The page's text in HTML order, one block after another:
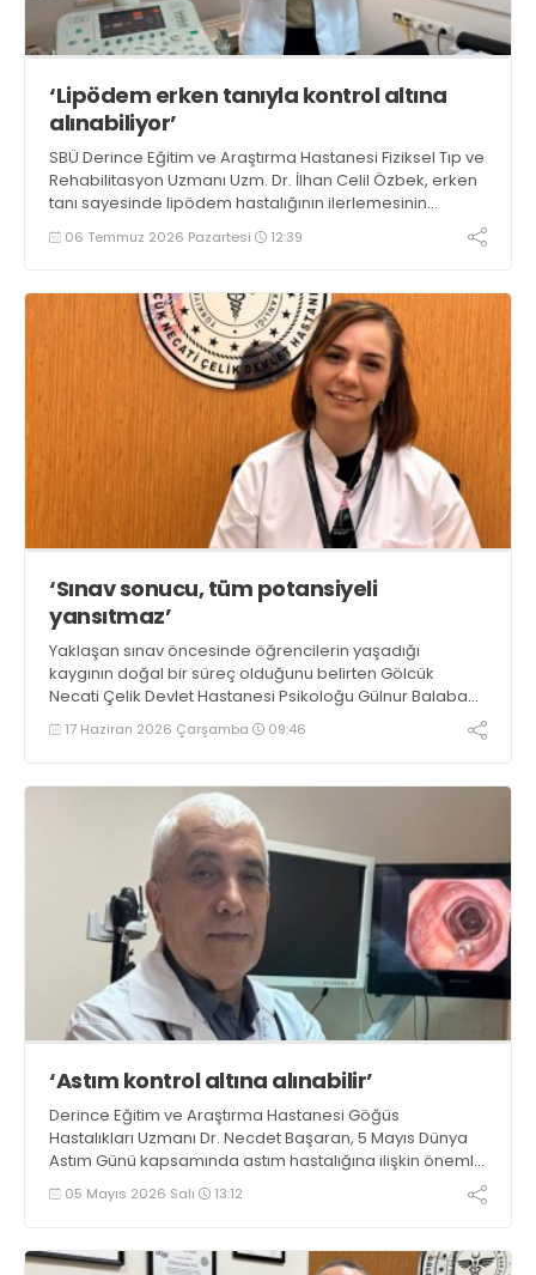
‘Lipödem erken tanıyla kontrol altına
alınabiliyor’
SBÜ Derince Eğitim ve Araştırma Hastanesi Fiziksel Tıp ve
Rehabilitasyon Uzmanı Uzm. Dr. İlhan Celil Özbek, erken
tanı sayesinde lipödem hastalığının ilerlemesinin
yavaşlatılabildiğini ve hastaların yaşam kalitesinin
artırılabildiğini vurguladı
06 Temmuz 2026 Pazartesi 12:39
‘Sınav sonucu, tüm potansiyeli
yansıtmaz’
Yaklaşan sınav öncesinde öğrencilerin yaşadığı
kaygının doğal bir süreç olduğunu belirten Gölcük
Necati Çelik Devlet Hastanesi Psikoloğu Gülnur Balaban,
“Bir sınav sonucu, kişinin tüm potansiyelini ve değerini
yansıtmaz” dedi
17 Haziran 2026 Çarşamba 09:46
‘Astım kontrol altına alınabilir’
Derince Eğitim ve Araştırma Hastanesi Göğüs
Hastalıkları Uzmanı Dr. Necdet Başaran, 5 Mayıs Dünya
Astım Günü kapsamında astım hastalığına ilişkin önemli
bilgiler paylaştı
05 Mayıs 2026 Salı 13:12